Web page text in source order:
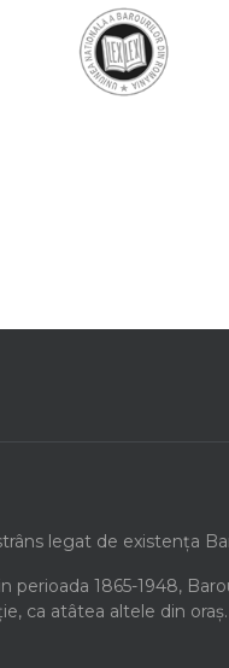
legat de existența
perioada 1865-1948,
ca atâtea altele din oraș.